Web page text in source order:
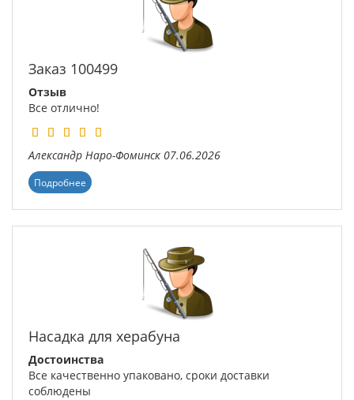
Заказ 100499
Отзыв
Все отлично!
Александр Наро-Фоминск 07.06.2026
Подробнее
Насадка для херабуна
Достоинства
Все качественно упаковано, сроки доставки
соблюдены